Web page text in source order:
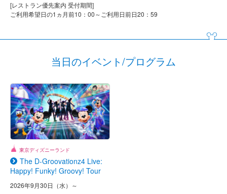
[レストラン優先案内 受付期間]
ご利用希望日の1ヵ月前10：00～ご利用日前日20：59
当日のイベント/プログラム
東京ディズニーランド
The D-Groovationz4 Live:
Happy! Funky! Groovy! Tour
2026年9月30日（水）～